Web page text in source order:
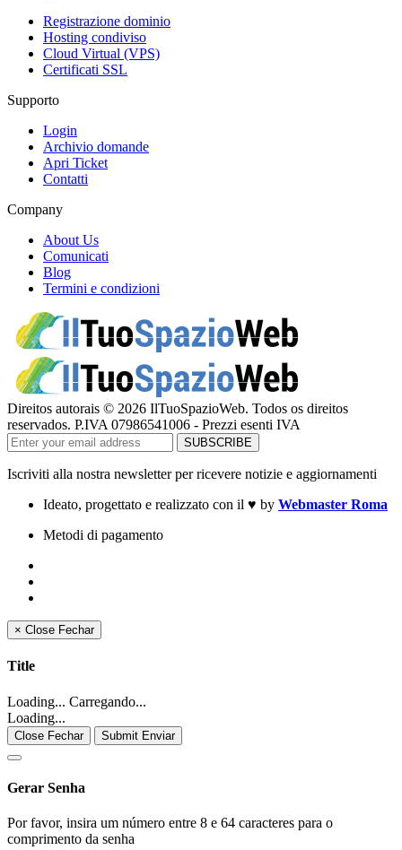
Registrazione dominio
Hosting condiviso
Cloud Virtual (VPS)
Certificati SSL
Supporto
Login
Archivio domande
Apri Ticket
Contatti
Company
About Us
Comunicati
Blog
Termini e condizioni
Direitos autorais © 2026 IlTuoSpazioWeb. Todos os direitos
reservados. P.IVA 07986541006 - Prezzi esenti IVA
Iscriviti alla nostra newsletter per ricevere notizie e aggiornamenti
Ideato, progettato e realizzato con il ♥ by Webmaster Roma
Metodi di pagamento
× Close Fechar
Title
Loading... Carregando...
Loading...
Close Fechar Submit Enviar
Gerar Senha
Por favor, insira um número entre 8 e 64 caracteres para o
comprimento da senha